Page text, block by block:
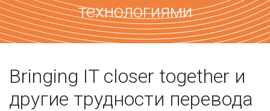
технологиями
Bringing IT closer together и
другие трудности перевода